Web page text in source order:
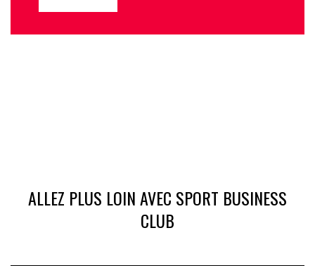
ALLEZ PLUS LOIN AVEC SPORT BUSINESS
CLUB